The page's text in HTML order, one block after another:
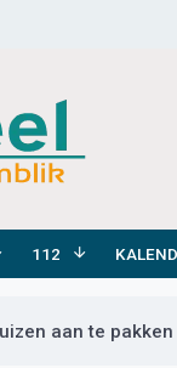
112
aan te pakken